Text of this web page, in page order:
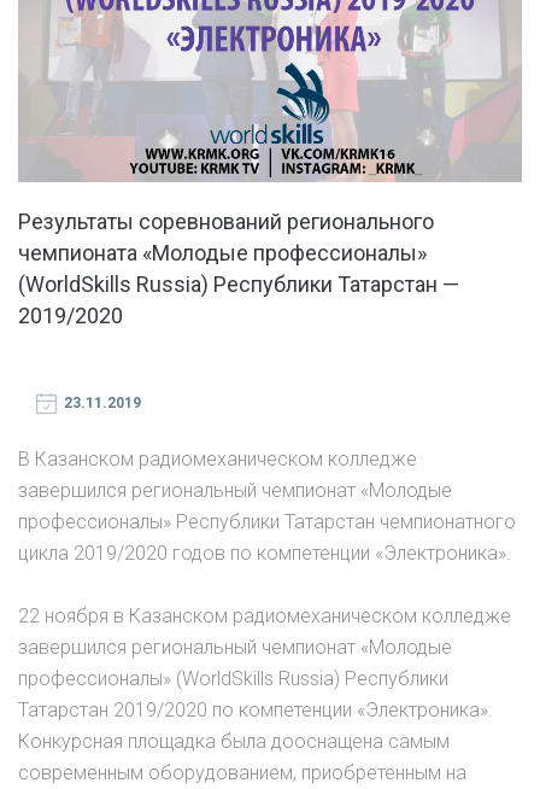
Результаты соревнований регионального
чемпионата «Молодые профессионалы»
(WorldSkills Russia) Республики Татарстан —
2019/2020
23.11.2019
В Казанском радиомеханическом колледже
завершился региональный чемпионат «Молодые
профессионалы» Республики Татарстан чемпионатного
цикла 2019/2020 годов по компетенции «Электроника».
22 ноября в Казанском радиомеханическом колледже
завершился региональный чемпионат «Молодые
профессионалы» (WorldSkills Russia) Республики
Татарстан 2019/2020 по компетенции «Электроника».
Конкурсная площадка была дооснащена самым
современным оборудованием, приобретенным на